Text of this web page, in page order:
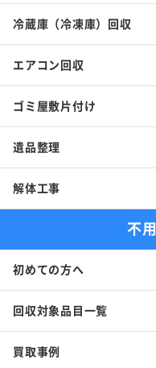
冷蔵庫（冷凍庫）回収
エアコン回収
ゴミ屋敷片付け
遺品整理
解体工事
不
初めての方へ
回収対象品目一覧
買取事例